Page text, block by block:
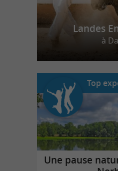
Landes
à
Top
Une pause